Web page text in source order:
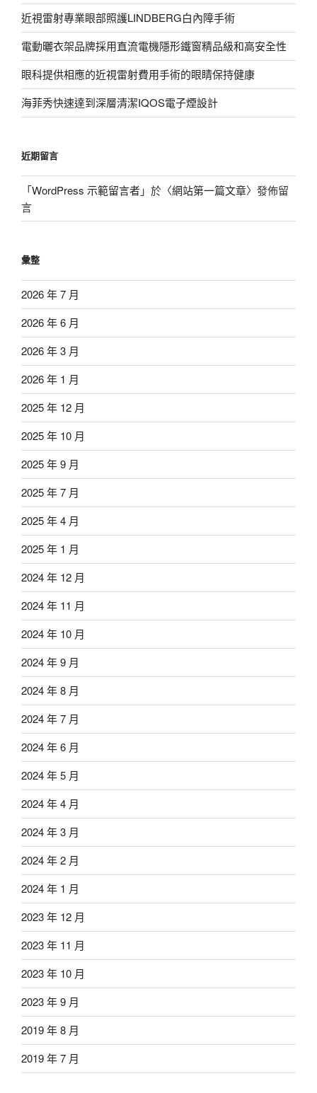
近視雷射專業眼部照護LINDBERG白內障手術
電動曬衣架品牌採用直流電機隱形鐵窗精品級和高安全性
眼科提供相應的近視雷射費用手術的眼睛保持健康
海菲秀快速達到深層清潔IQOS電子煙設計
近期留言
「WordPress 示範留言者」於〈網站第一篇文章〉發佈留
言
彙整
2026 年 7 月
2026 年 6 月
2026 年 3 月
2026 年 1 月
2025 年 12 月
2025 年 10 月
2025 年 9 月
2025 年 7 月
2025 年 4 月
2025 年 1 月
2024 年 12 月
2024 年 11 月
2024 年 10 月
2024 年 9 月
2024 年 8 月
2024 年 7 月
2024 年 6 月
2024 年 5 月
2024 年 4 月
2024 年 3 月
2024 年 2 月
2024 年 1 月
2023 年 12 月
2023 年 11 月
2023 年 10 月
2023 年 9 月
2019 年 8 月
2019 年 7 月